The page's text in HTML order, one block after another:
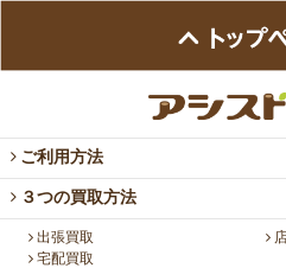
ご利用方法
３つの買取方法
出張買取
宅配買取